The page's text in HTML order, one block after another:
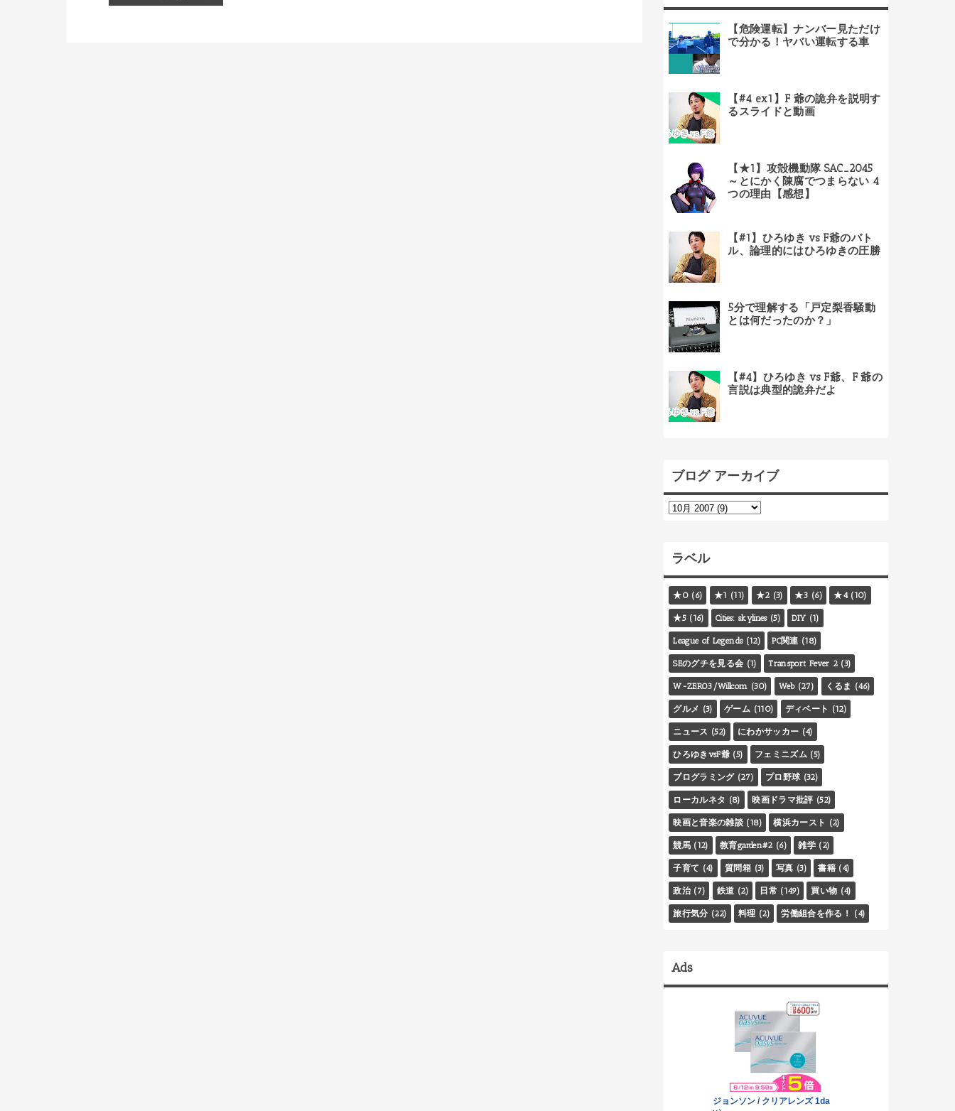
【危険運転】ナンバー見ただけ
で分かる！ヤバい運転する車
【#4 ex1】F 爺の詭弁を説明す
るスライドと動画
【★1】攻殻機動隊 SAC_2045
～とにかく陳腐でつまらない 4
つの理由【感想】
【#1】ひろゆき vs F爺のバト
ル、論理的にはひろゆきの圧勝
5分で理解する「戸定梨香騒動
とは何だったのか？」
【#4】ひろゆき vs F爺、F 爺の
言説は典型的詭弁だよ
ブログ アーカイブ
ラベル
★0 (6) ★1 (11) ★2 (3) ★3 (6) ★4 (10)
★5 (16) Cities: skylines (5) DIY (1)
League of Legends (12) PC関連 (18)
SEのグチを見る会 (1) Transport Fever 2 (3)
W-ZERO3/Willcom (30) Web (27) くるま (46)
グルメ (3) ゲーム (110) ディベート (12)
ニュース (52) にわかサッカー (4)
ひろゆきvsF爺 (5) フェミニズム (5)
プログラミング (27) プロ野球 (32)
ローカルネタ (8) 映画ドラマ批評 (52)
映画と音楽の雑談 (18) 横浜カースト (2)
競馬 (12) 教育garden#2 (6) 雑学 (2)
子育て (4) 質問箱 (3) 写真 (3) 書籍 (4)
政治 (7) 鉄道 (2) 日常 (149) 買い物 (4)
旅行気分 (22) 料理 (2) 労働組合を作る！ (4)
Ads